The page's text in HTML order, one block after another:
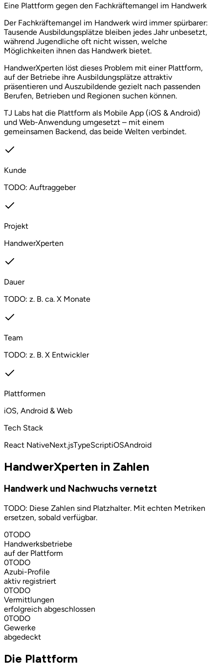
Eine Plattform gegen den Fachkräftemangel im Handwerk
Der Fachkräftemangel im Handwerk wird immer spürbarer:
Tausende Ausbildungsplätze bleiben jedes Jahr unbesetzt,
während Jugendliche oft nicht wissen, welche
Möglichkeiten ihnen das Handwerk bietet.
HandwerXperten löst dieses Problem mit einer Plattform,
auf der Betriebe ihre Ausbildungsplätze attraktiv
präsentieren und Auszubildende gezielt nach passenden
Berufen, Betrieben und Regionen suchen können.
TJ Labs hat die Plattform als Mobile App (iOS & Android)
und Web-Anwendung umgesetzt – mit einem
gemeinsamen Backend, das beide Welten verbindet.
Kunde
TODO: Auftraggeber
Projekt
HandwerXperten
Dauer
TODO: z. B. ca. X Monate
Team
TODO: z. B. X Entwickler
Plattformen
iOS, Android & Web
Tech Stack
React NativeNext.jsTypeScriptiOSAndroid
HandwerXperten in Zahlen
Handwerk und Nachwuchs vernetzt
TODO: Diese Zahlen sind Platzhalter. Mit echten Metriken
ersetzen, sobald verfügbar.
0TODO
Handwerksbetriebe
auf der Plattform
0TODO
Azubi-Profile
aktiv registriert
0TODO
Vermittlungen
erfolgreich abgeschlossen
0TODO
Gewerke
abgedeckt
Die Plattform